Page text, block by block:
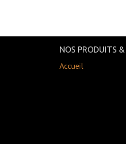
NOS PRODUITS &
Accueil